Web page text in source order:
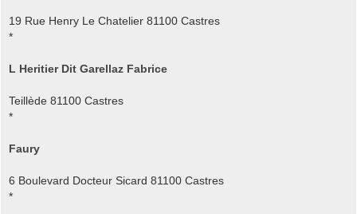
19 Rue Henry Le Chatelier 81100 Castres
*
L Heritier Dit Garellaz Fabrice
Teillède 81100 Castres
*
Faury
6 Boulevard Docteur Sicard 81100 Castres
*